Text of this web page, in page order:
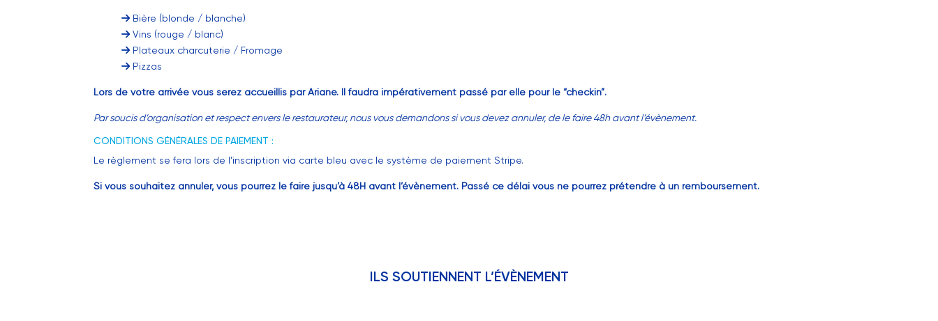
Bière (blonde / blanche)
Vins (rouge / blanc)
Plateaux charcuterie / Fromage
Pizzas
Lors de votre arrivée vous serez accueillis par Ariane. Il faudra impérativement passé par elle pour le “checkin”.
Par soucis d’organisation et respect envers le restaurateur, nous vous demandons si vous devez annuler, de le faire 48h avant l’évènement.
CONDITIONS GÉNÉRALES DE PAIEMENT :
Le règlement se fera lors de l’inscription via carte bleu avec le système de paiement Stripe.
Si vous souhaitez annuler, vous pourrez le faire jusqu’à 48H avant l’évènement. Passé ce délai vous ne pourrez prétendre à un remboursement.
ILS SOUTIENNENT L’ÉVÈNEMENT